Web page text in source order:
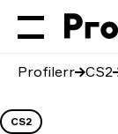
Profilerr CS2
CS2